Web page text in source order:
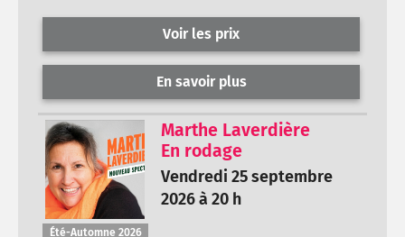
Voir les prix
En savoir plus
Marthe Laverdière
En rodage
Vendredi 25 septembre
2026 à 20 h
Été-Automne 2026